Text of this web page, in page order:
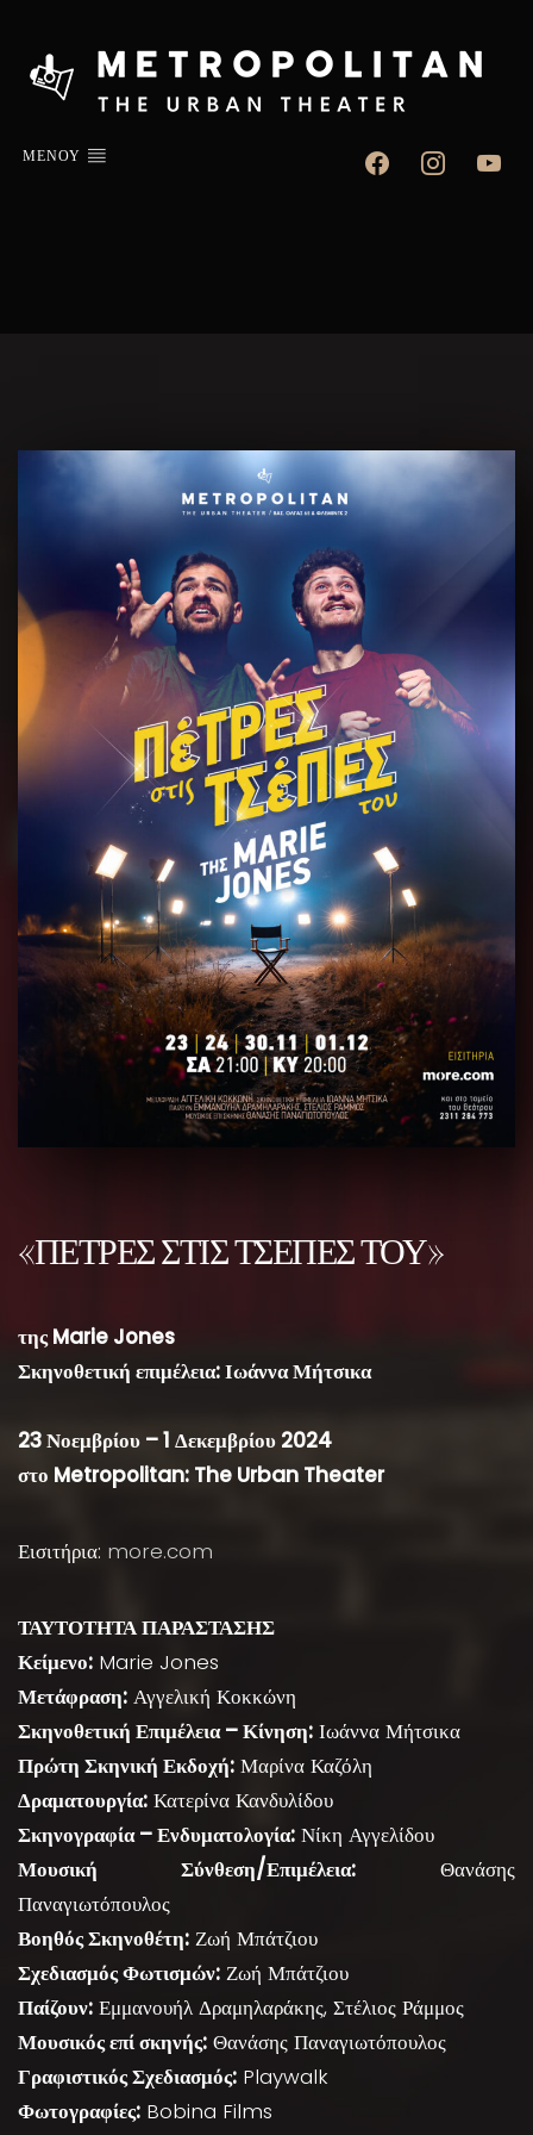
ΜΕΝΟΥ facebookinstagramyoutube
«ΠΕΤΡΕΣ ΣΤΙΣ ΤΣΕΠΕΣ ΤΟΥ»
της Marie Jones
Σκηνοθετική επιμέλεια: Ιωάννα Μήτσικα
23 Νοεμβρίου – 1 Δεκεμβρίου 2024
στο Metropolitan: The Urban Theater
Εισιτήρια: more.com
ΤΑΥΤΟΤΗΤΑ ΠΑΡΑΣΤΑΣΗΣ
Κείμενο: Marie Jones
Μετάφραση: Αγγελική Κοκκώνη
Σκηνοθετική Επιμέλεια – Κίνηση: Ιωάννα Μήτσικα
Πρώτη Σκηνική Εκδοχή: Μαρίνα Καζόλη
Δραματουργία: Κατερίνα Κανδυλίδου
Σκηνογραφία – Ενδυματολογία: Νίκη Αγγελίδου
Μουσική Σύνθεση/Επιμέλεια: Θανάσης
Παναγιωτόπουλος
Βοηθός Σκηνοθέτη: Ζωή Μπάτζιου
Σχεδιασμός Φωτισμών: Ζωή Μπάτζιου
Παίζουν: Εμμανουήλ Δραμηλαράκης, Στέλιος Ράμμος
Μουσικός επί σκηνής: Θανάσης Παναγιωτόπουλος
Γραφιστικός Σχεδιασμός: Playwalk
Φωτογραφίες: Bobina Films